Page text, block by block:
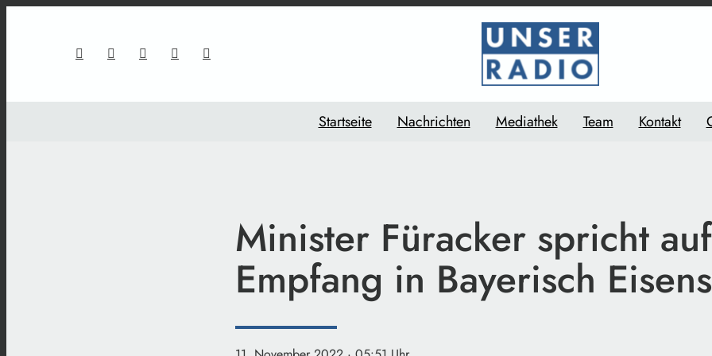
Startseite Nachrichten Mediathek Team Kontakt
Minister Füracker spricht auf
Empfang in Bayerisch